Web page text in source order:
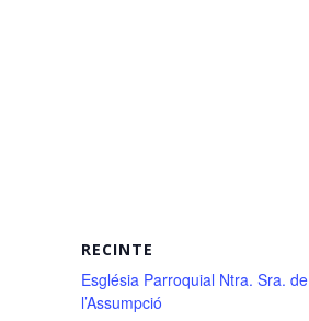
RECINTE
Església Parroquial Ntra. Sra. de
l’Assumpció